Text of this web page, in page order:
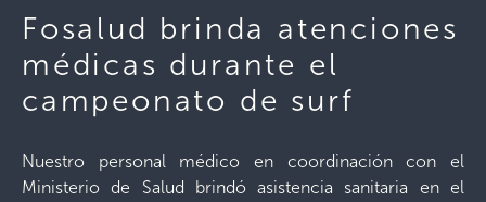
Fosalud brinda atenciones
médicas durante el
campeonato de surf
Nuestro personal médico en coordinación con el
Ministerio de Salud brindó asistencia sanitaria en el